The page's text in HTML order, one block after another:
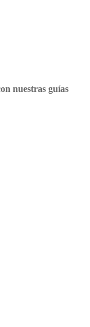
nuestras guías